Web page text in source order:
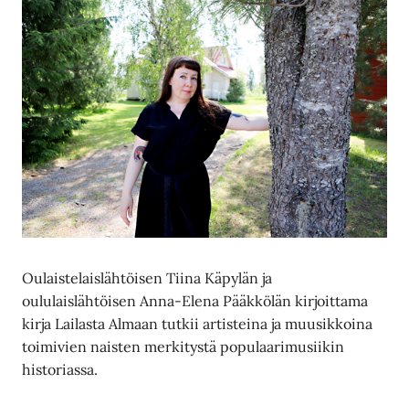
Oulaistelaislähtöisen Tiina Käpylän ja
oululaislähtöisen Anna-Elena Pääkkölän kirjoittama
kirja Lailasta Almaan tutkii artisteina ja muusikkoina
toimivien naisten merkitystä populaarimusiikin
historiassa.